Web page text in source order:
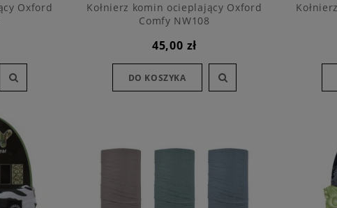
Oxford
Kołnierz komin ocieplający Oxford
Comfy NW108
45,00 zł
DO KOSZYKA